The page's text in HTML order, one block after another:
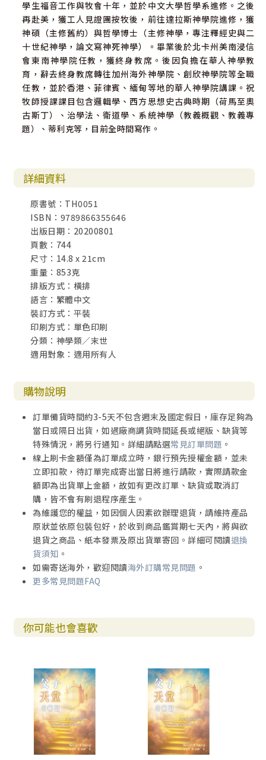
學生福音工作與牧會十年，並於中文大學哲學系進修。之後
再赴美，獲工人見證團按牧後，前往達拉斯神學院進修，獲
神碩（主修舊約）與哲學博士（主修神學，專注釋經史與二
十世紀神學，論文寫神死神學）。畢業後於北卡州美南浸信
會東南神學院任教，獲終身教席。後因負擔在華人神學教
育，辭去終身教席轉往加州海外神學院、創欣神學院等全職
任教，並於香港、菲律賓、緬甸等地的華人神學院講課。祝
牧師授課課目包含邏輯學、西方思想史古典時期（荷馬至奧
古斯丁）、治學法、衛道學、系統神學（教義概觀、教義專
題）、蒂利克等，目前全時間寫作。
詳細資料
原書號：TH0051
ISBN：9789866355646
出版日期：20200801
頁數：744
尺寸：14.8 x 21cm
重量：853克
排版方式：橫排
語言：繁體中文
裝訂方式：平裝
印刷方式：單色印刷
分類：神學類／末世
適用對象：適用所有人
購物說明
訂單備貨時間約3-5天不包含週末及國定假日，庫存足夠為
當日或隔日出貨，如遇廠商調貨時間延長或絕版、缺貨等
特殊情況，將另行通知。詳細請點選常見訂單問題 。
線上刷卡金額僅為訂單成立時，銀行預先授權金額，並未
立即扣款，待訂單完成寄出當日將進行請款，實際請款金
額即為出貨單上金額，故如有更改訂單、缺貨或取消訂
購，皆不會有刷退程序產生。
為維護您的權益，如因個人因素欲辦理退貨，請維持產品
原狀並依原包裝包好，於收到商品鑑賞期七天內，將與欲
退貨之商品、紙本發票及原出貨單寄回。詳細可閱讀退換
貨須知 。
如需寄送海外，歡迎閱讀海外訂購常見問題 。
更多常見問題FAQ
你可能也會喜歡